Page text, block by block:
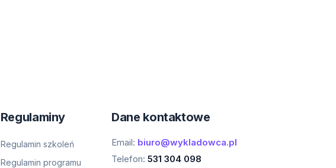
Regulaminy
Regulamin szkoleń
Regulamin programu
Dane kontaktowe
Email: biuro@wykladowca.pl
Telefon: 531 304 098